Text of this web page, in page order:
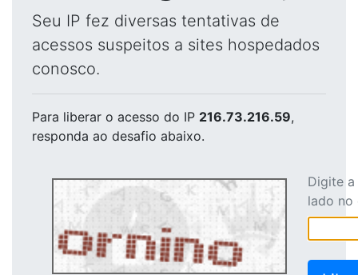
Seu IP fez diversas tentativas de
acessos suspeitos a sites hospedados
conosco.
Para liberar o acesso do IP 216.73.216.59,
responda ao desafio abaixo.
Digite
lado no